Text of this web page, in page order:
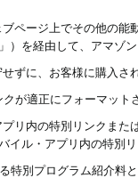
ページ上でその他の
」）を経由して、アマゾ
ずに、お客様に購入さ
が適正にフォーマッ
リ内の特別リンクま
イル・アプリ内の特別
特別プログラム紹介料